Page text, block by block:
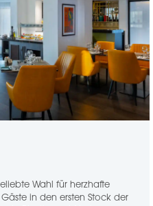
Wahl für herzhafte
in den ersten Stock der